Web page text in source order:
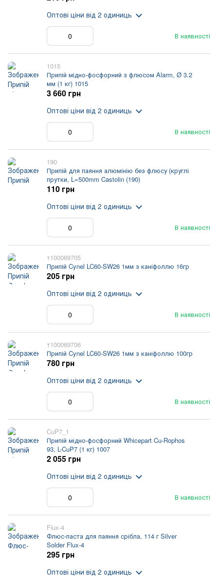
В наявності
Оптові ціни від 2 одиниць
1015
Припій мідно-фосфорний з флюсом Alarm, Ø 3.2
мм (1 кг) 1015
В наявності
3 660 грн
Оптові ціни від 2 одиниць
190
Припій для паяння алюмінію без флюсу (круглі
прутки, L=500mm Castolin (190)
В наявності
110 грн
Оптові ціни від 2 одиниць
т100069705
Припій Cynel LC60-SW26 1мм з каніфоллю 16гр
В наявності
205 грн
Оптові ціни від 2 одиниць
т100069706
Припій Cynel LC60-SW26 1мм з каніфоллю 100гр
В наявності
780 грн
Оптові ціни від 2 одиниць
CuP7_1
Припій мідно-фосфорний Whicepart Cu-Rophos
93, L-CuP7 (1 кг) 1007
В наявності
2 055 грн
Оптові ціни від 2 одиниць
Flux-4
Флюс-паста для паяння срібла, 114 г Silver
Solder Flux-4
295 грн
Оптові ціни від 2 одиниць